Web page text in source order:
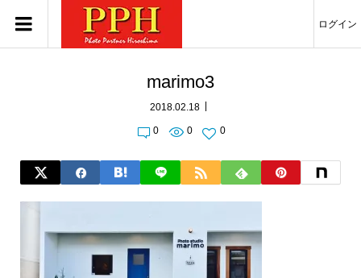
ログイン
marimo3
2018.02.18
0 0 0